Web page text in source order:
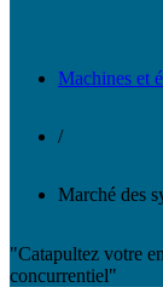
Machines et
/
Marché des
"Catapultez votre
concurrentiel"